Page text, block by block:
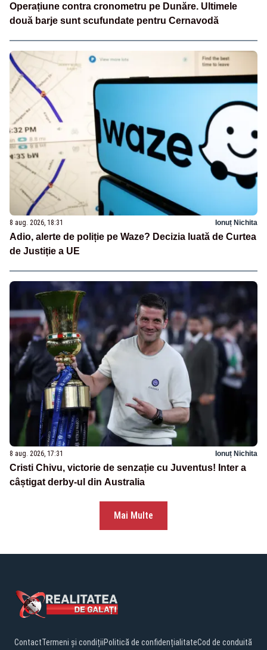
Operațiune contra cronometru pe Dunăre. Ultimele
două barje sunt scufundate pentru Cernavodă
8 aug. 2026, 18:31 Ionuț Nichita
Adio, alerte de poliție pe Waze? Decizia luată de Curtea
de Justiție a UE
8 aug. 2026, 17:31 Ionuț Nichita
Cristi Chivu, victorie de senzație cu Juventus! Inter a
câștigat derby-ul din Australia
Mai Multe
ContactTermeni și condițiiPolitică de confidențialitateCod de conduită